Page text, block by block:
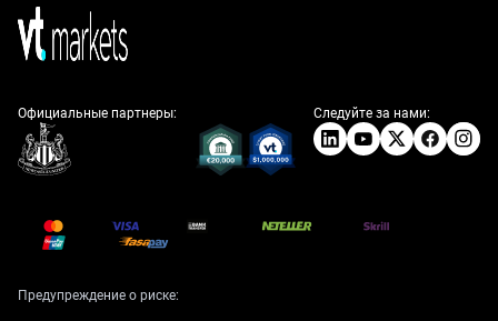
Следуйте за нами:
Официальные партнеры:
Предупреждение о риске: